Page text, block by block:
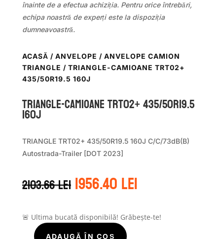
înainte de a efectua achiziția. Pentru orice întrebări,
echipa noastră de experți este la dispoziția
dumneavoastră.
ACASĂ / ANVELOPE / ANVELOPE CAMION
TRIANGLE / TRIANGLE-CAMIOANE TRT02+
435/50R19.5 160J
TRIANGLE-CAMIOANE TRT02+ 435/50R19.5
160J
TRIANGLE TRT02+ 435/50R19.5 160J C/C/73dB(B)
Autostrada-Trailer [DOT 2023]
2103.66lei Prețul
inițial
fost:
2103.66 lei.
1956.40leiPrețul
curent
1956.40 lei.
🚨 Ultima bucată disponibilă! Grăbește-te!
ADAUGĂ ÎN COȘ